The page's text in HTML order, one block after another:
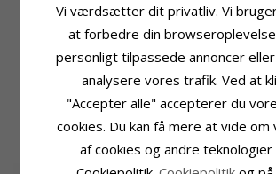
Kædetype:Slangehalskæde
Ædelmetal: Sølv
Længde:45 cm
10,4 Gram
Leveringstid
Leveringstid:
KUNDER DER HAR KØBT
Vi værdsætter dit privatliv. Vi
at forbedre din
personligt tilpassede annoncer
analysere vores trafik. Ved at
"Accepter alle" accepterer du
cookies. Du kan få mere at vide
af cookies og andre teknologier